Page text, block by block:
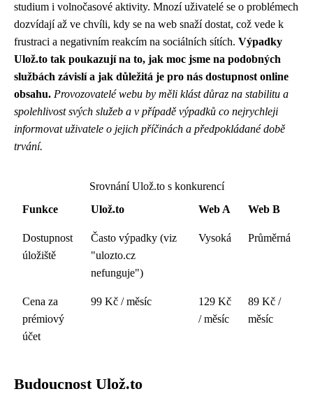
studium i volnočasové aktivity. Mnozí uživatelé se o problémech
dozvídají až ve chvíli, kdy se na web snaží dostat, což vede k
frustraci a negativním reakcím na sociálních sítích. Výpadky
Ulož.to tak poukazují na to, jak moc jsme na podobných
službách závislí a jak důležitá je pro nás dostupnost online
obsahu. Provozovatelé webu by měli klást důraz na stabilitu a
spolehlivost svých služeb a v případě výpadků co nejrychleji
informovat uživatele o jejich příčinách a předpokládané době
trvání.
Srovnání Ulož.to s konkurencí
Funkce
Ulož.to Web A Web B
Dostupnost
úložiště
Často výpadky (viz
"ulozto.cz
nefunguje")
Vysoká Průměrná
Cena za
prémiový
účet
99 Kč / měsíc
129 Kč
/ měsíc
89 Kč /
měsíc
Budoucnost Ulož.to